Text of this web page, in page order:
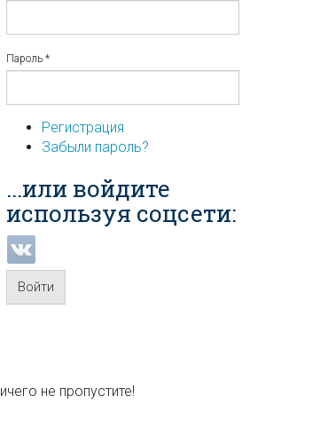
Пароль *
Регистрация
Забыли пароль?
...или войдите
используя соцсети:
Войти
не пропустите!